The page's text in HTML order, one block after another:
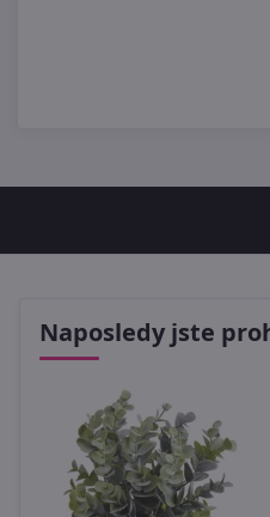
Naposledy jste